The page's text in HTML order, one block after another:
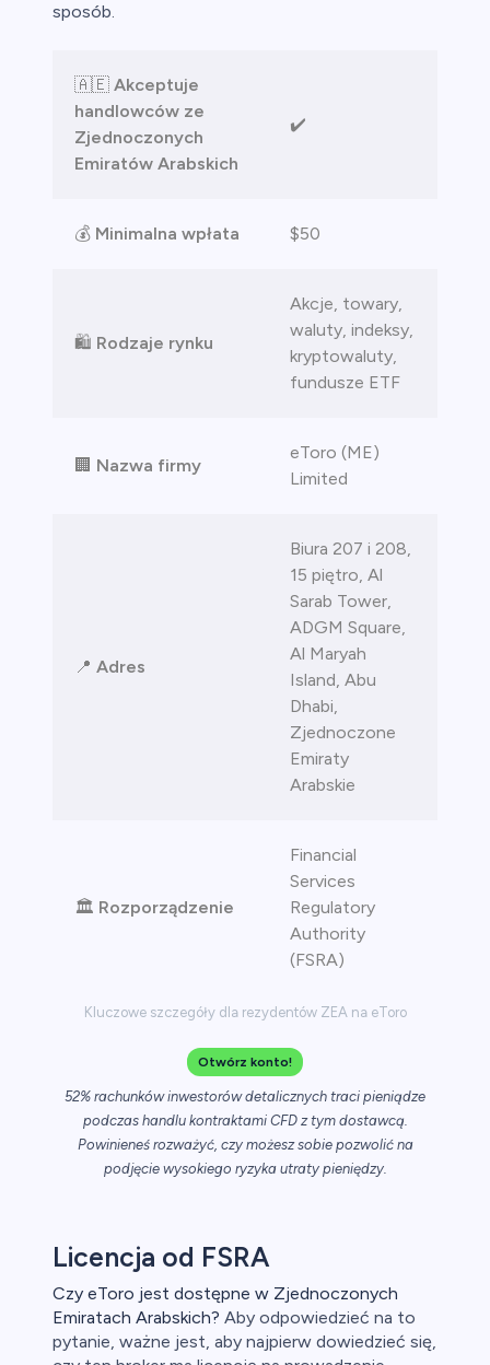
sposób.
Kluczowe szczegóły dla rezydentów ZEA na eToro
🇦🇪 Akceptuje
handlowców ze
Zjednoczonych
Emiratów Arabskich
✔️
💰 Minimalna wpłata $50
🛍️ Rodzaje rynku
Akcje, towary,
waluty, indeksy,
kryptowaluty,
fundusze ETF
🏢 Nazwa firmy
eToro (ME)
Limited
📍 Adres
Biura 207 i 208,
15 piętro, Al
Sarab Tower,
ADGM Square,
Al Maryah
Island, Abu
Dhabi,
Zjednoczone
Emiraty
Arabskie
🏛️ Rozporządzenie
Financial
Services
Regulatory
Authority
(FSRA)
Otwórz konto!
52% rachunków inwestorów detalicznych traci pieniądze
podczas handlu kontraktami CFD z tym dostawcą.
Powinieneś rozważyć, czy możesz sobie pozwolić na
podjęcie wysokiego ryzyka utraty pieniędzy.
Licencja od FSRA
Czy eToro jest dostępne w Zjednoczonych
Emiratach Arabskich? Aby odpowiedzieć na to
pytanie, ważne jest, aby najpierw dowiedzieć się,